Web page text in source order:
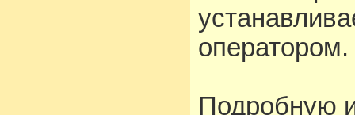
оператором.
Подробную